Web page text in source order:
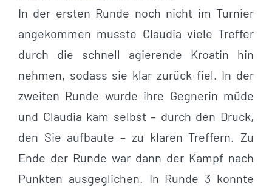
In der ersten Runde noch nicht im Turnier
angekommen musste Claudia viele Treffer
durch die schnell agierende Kroatin hin
nehmen, sodass sie klar zurück fiel. In der
zweiten Runde wurde ihre Gegnerin müde
und Claudia kam selbst – durch den Druck,
den Sie aufbaute – zu klaren Treffern. Zu
Ende der Runde war dann der Kampf nach
Punkten ausgeglichen. In Runde 3 konnte